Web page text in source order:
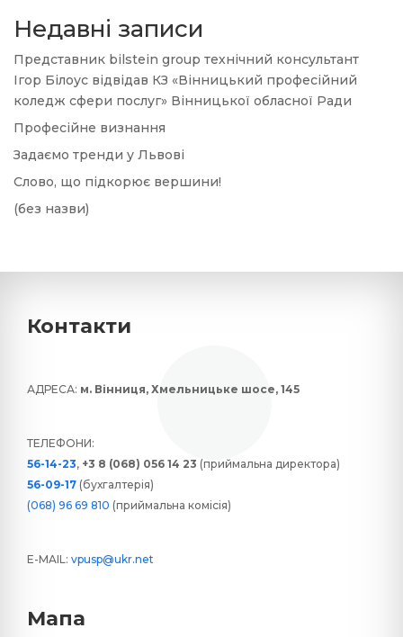
Недавні записи
Представник bilstein group технічний консультант
Ігор Білоус відвідав КЗ «Вінницький професійний
коледж сфери послуг» Вінницької обласної Ради
Професійне визнання
Задаємо тренди у Львові
Слово, що підкорює вершини!
(без назви)
Контакти
АДРЕСА: м. Вінниця, Хмельницьке шосе, 145
ТЕЛЕФОНИ:
56-14-23, +3 8 (068) 056 14 23 (приймальна директора)
56-09-17 (бухгалтерія)
(068) 96 69 810 (приймальна комісія)
E-MAIL: vpusp@ukr.net
Мапа